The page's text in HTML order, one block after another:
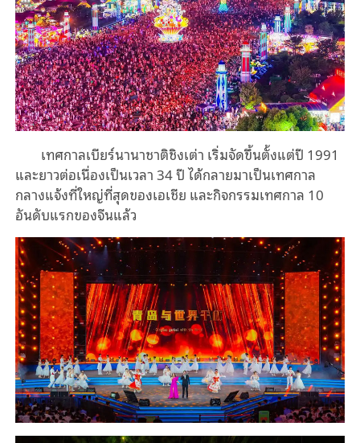
เทศกาลเบียร์นานาชาติชิงเต่า เริ่มจัดขึ้นตั้งแต่ปี 1991
และยาวต่อเนื่องเป็นเวลา 34 ปี ได้กลายมาเป็นเทศกาล
กลางแจ้งที่ใหญ่ที่สุดของเอเชีย และกิจกรรมเทศกาล 10
อันดับแรกของจีนแล้ว